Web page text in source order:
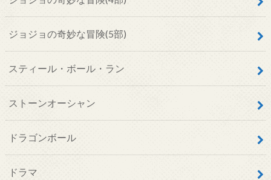
ジョジョの奇妙な冒険(5部)
スティール・ボール・ラン
ストーンオーシャン
ドラゴンボール
ドラマ